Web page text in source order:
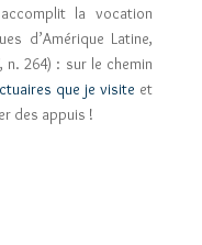
la vocation
d’Amérique Latine,
n. 264) : sur le chemin
que je visite et
des appuis !